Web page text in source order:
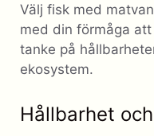
Välj fisk med
med din förmåga
tanke på
ekosystem.
Hållbarhet